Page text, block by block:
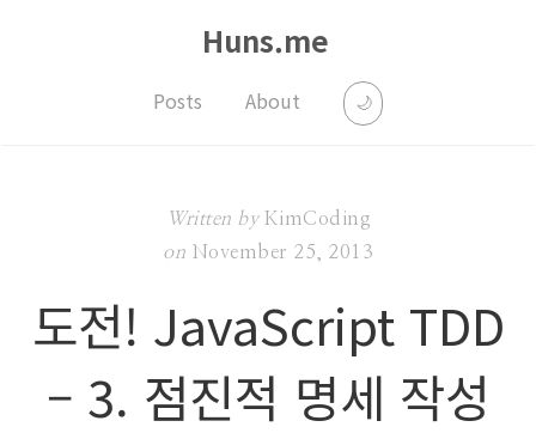
Huns.me
Posts About 🌙
Written byKimCoding
on November 25, 2013
도전! JavaScript TDD
– 3. 점진적 명세 작성